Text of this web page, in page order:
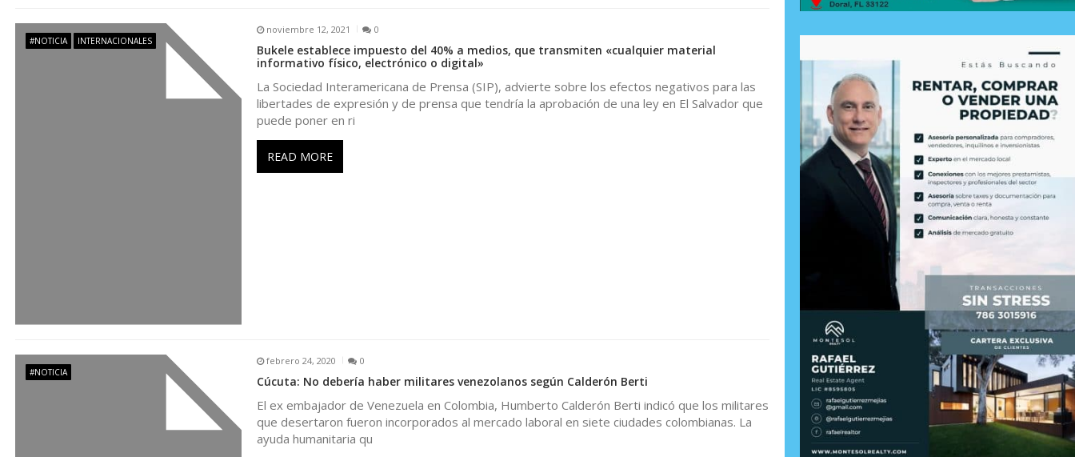
ó
n
d
#NOTICIA INTERNACIONALES
noviembre 12, 2021 0
Bukele establece impuesto del 40% a medios, que transmiten «cualquier material
informativo físico, electrónico o digital»
La Sociedad Interamericana de Prensa (SIP), advierte sobre los efectos negativos para las
libertades de expresión y de prensa que tendría la aprobación de una ley en El Salvador que
puede poner en ri
READ MORE
#NOTICIA
febrero 24, 2020 0
Cúcuta: No debería haber militares venezolanos según Calderón Berti
El ex embajador de Venezuela en Colombia, Humberto Calderón Berti indicó que los militares
que desertaron fueron incorporados al mercado laboral en siete ciudades colombianas. La
ayuda humanitaria qu